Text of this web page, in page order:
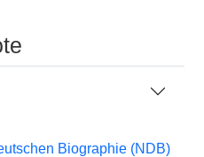
Biographie (NDB)